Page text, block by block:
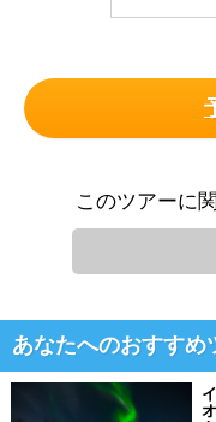
このツアーに
あなたへのおすすめ